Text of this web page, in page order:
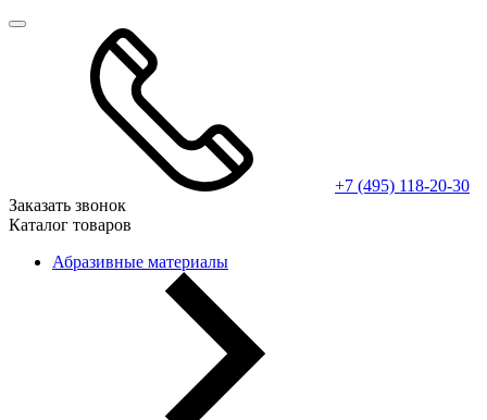
+7 (495) 118-20-30
Заказать звонок
Каталог товаров
Абразивные материалы